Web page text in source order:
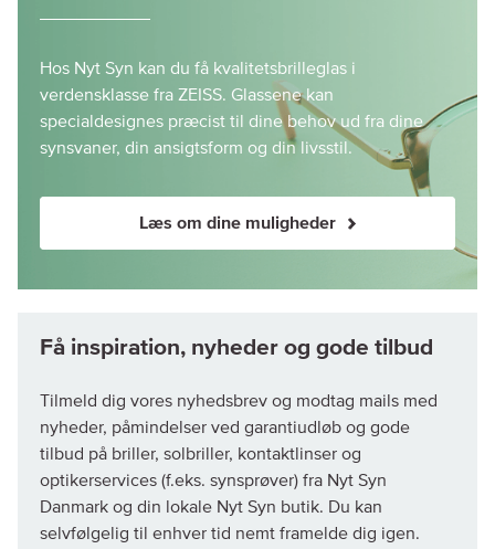
Hos Nyt Syn kan du få kvalitetsbrilleglas i
verdensklasse fra ZEISS. Glassene kan
specialdesignes præcist til dine behov ud fra dine
synsvaner, din ansigtsform og din livsstil.
Læs om dine muligheder
Tilmeld dig vores nyhedsbrev og modtag mails med
nyheder, påmindelser ved garantiudløb og gode
tilbud på briller, solbriller, kontaktlinser og
optikerservices (f.eks. synsprøver) fra Nyt Syn
Danmark og din lokale Nyt Syn butik. Du kan
selvfølgelig til enhver tid nemt framelde dig igen.